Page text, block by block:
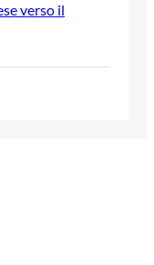
verso il